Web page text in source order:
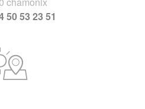
50 53 23 51